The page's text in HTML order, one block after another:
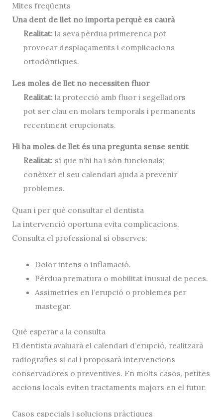
Mites freqüents
Una dent de llet no importa perquè es caurà
Realitat: la seva pèrdua primerenca pot
provocar desplaçaments i complicacions
ortodòntiques.
Les moles de llet no necessiten fluor
Realitat: la protecció amb fluor i segelladors
pot ser clau en molars temporals i permanents
recentment erupcionats.
Hi ha moles de llet és una pregunta sense sentit
Realitat: sí que n’hi ha i són funcionals;
conèixer el seu calendari ajuda a prevenir
problemes.
Quan i per què consultar el dentista
La intervenció oportuna evita complicacions.
Consulta el professional si observes:
Dolor intens o inflamació.
Pèrdua prematura o mobilitat inusual de peces.
Assimetries en l’erupció o problemes per
mastegar.
Què esperar a la consulta
El dentista avaluarà el calendari d’erupció, realitzarà
radiografies si cal i proposarà intervencions
conservadores o preventives. En molts casos, petites
accions locals eviten tractaments majors en el futur.
Casos especials i solucions pràctiques